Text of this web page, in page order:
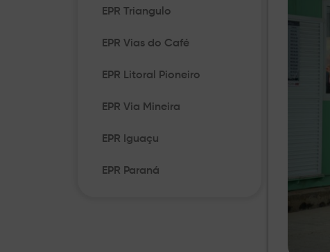
EPR Triangulo
EPR Vias do Café
EPR Litoral Pioneiro
EPR Via Mineira
EPR Iguaçu
EPR Paraná